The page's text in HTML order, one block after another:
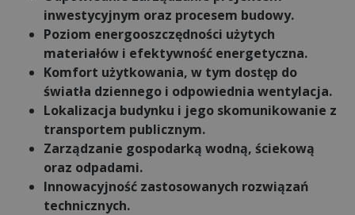
inwestycyjnym oraz procesem budowy.
Poziom energooszczędności użytych
materiałów i efektywność energetyczna.
Komfort użytkowania, w tym dostęp do
światła dziennego i odpowiednia wentylacja.
Lokalizacja budynku i jego skomunikowanie z
transportem publicznym.
Zarządzanie gospodarką wodną, ściekową
oraz odpadami.
Innowacyjność zastosowanych rozwiązań
technicznych.